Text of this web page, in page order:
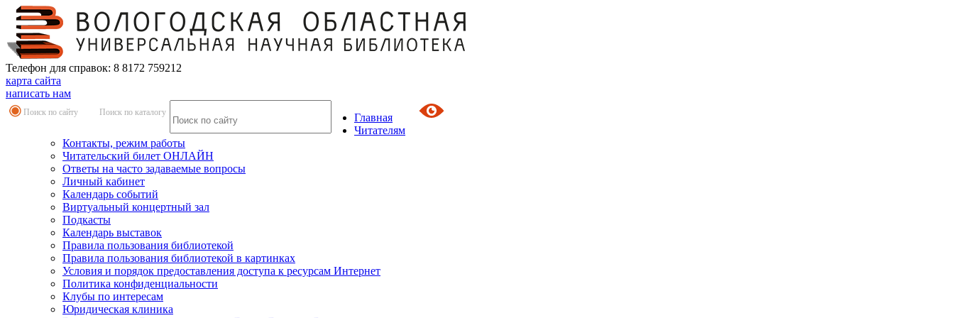
Телефон для справок: 8 8172 759212
карта сайта
написать нам
Поиск по сайту Поиск по каталогу
Главная
Читателям
Контакты, режим работы
Читательский билет ОНЛАЙН
Ответы на часто задаваемые вопросы
Личный кабинет
Календарь событий
Виртуальный концертный зал
Подкасты
Календарь выставок
Правила пользования библиотекой
Правила пользования библиотекой в картинках
Условия и порядок предоставления доступа к ресурсам Интернет
Политика конфиденциальности
Клубы по интересам
Юридическая клиника